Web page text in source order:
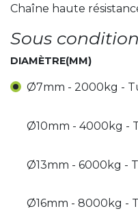
Chaîne haute
Sous
DIAMÈTRE(MM)
Ø7mm - 2000kg -
Ø10mm - 4000kg -
Ø13mm - 6000kg -
Ø16mm - 8000kg -